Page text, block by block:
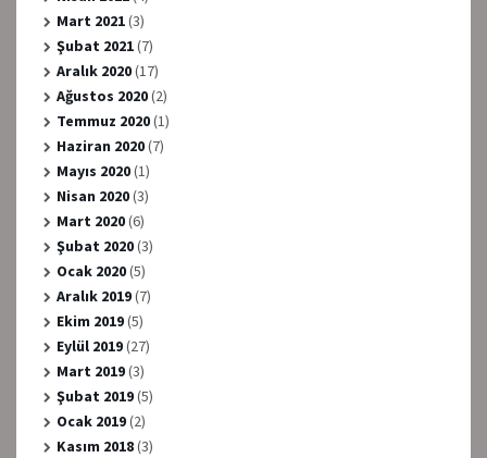
Mart 2021(3)
Şubat 2021(7)
Aralık 2020(17)
Ağustos 2020(2)
Temmuz 2020(1)
Haziran 2020(7)
Mayıs 2020(1)
Nisan 2020(3)
Mart 2020(6)
Şubat 2020(3)
Ocak 2020(5)
Aralık 2019(7)
Ekim 2019(5)
Eylül 2019(27)
Mart 2019(3)
Şubat 2019(5)
Ocak 2019(2)
Kasım 2018(3)